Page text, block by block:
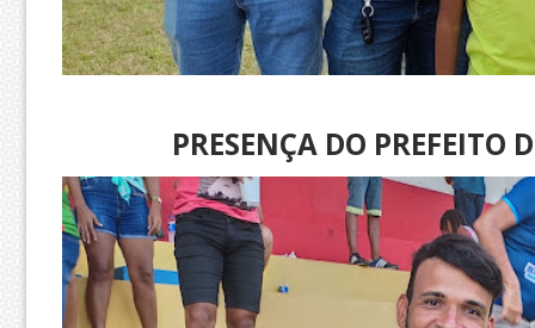
PRESENÇA DO PREFEITO